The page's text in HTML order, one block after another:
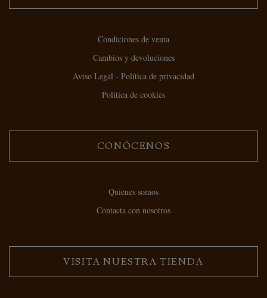
Condiciones de venta
Cambios y devoluciones
Aviso Legal - Política de privacidad
Política de cookies
CONÓCENOS
Quienes somos
Contacta con nosotros
VISITA NUESTRA TIENDA